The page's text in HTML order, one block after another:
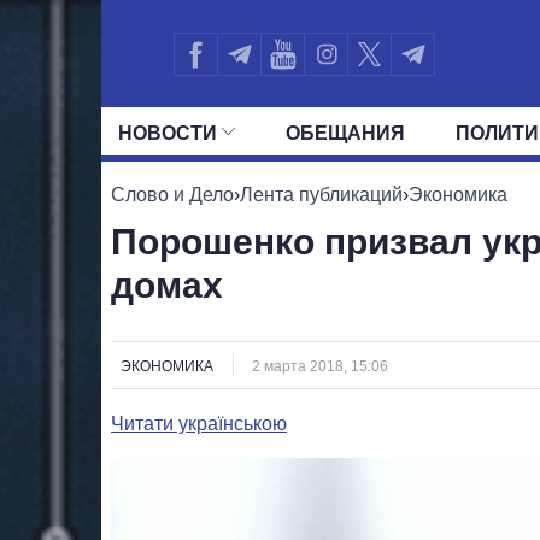
НОВОСТИ ОБЕЩАНИЯ
ВСЕ ПОЛИТИКИ ПРЕЗИДЕНТ И
Слово и Дело›Лента публикаций›Экономика
Порошенко призвал
домах
ЭКОНОМИКА 2 марта 2018, 15:06
Читати українською